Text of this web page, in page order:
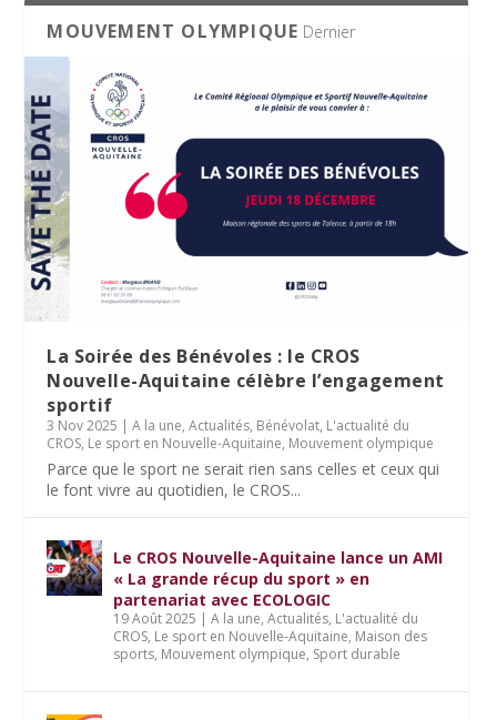
MOUVEMENT OLYMPIQUE Dernier
La Soirée des Bénévoles : le CROS
Nouvelle-Aquitaine célèbre l’engagement
sportif
3 Nov 2025 |A la une,Actualités, Bénévolat, L'actualité du
CROS, Le sport en Nouvelle-Aquitaine, Mouvement olympique
Parce que le sport ne serait rien sans celles et ceux qui
le font vivre au quotidien, le CROS...
Le CROS Nouvelle-Aquitaine lance un AMI
« La grande récup du sport » en
partenariat avec ECOLOGIC
19 Août 2025 |A la une,Actualités, L'actualité du
CROS, Le sport en Nouvelle-Aquitaine, Maison des
sports, Mouvement olympique, Sport durable